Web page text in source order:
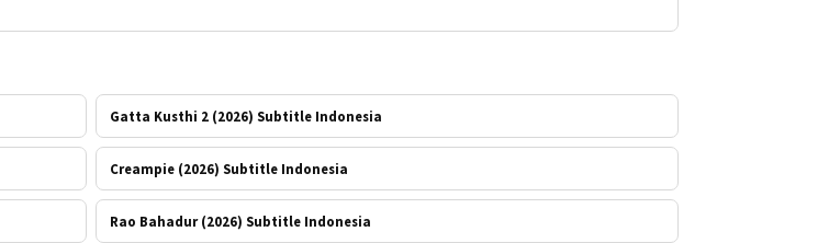
Gatta Kusthi 2 (2026) Subtitle Indonesia
Creampie (2026) Subtitle Indonesia
Rao Bahadur (2026) Subtitle Indonesia